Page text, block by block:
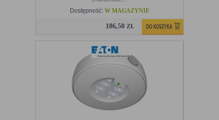
Dostępność: W MAGAZYNIE
186,50ZŁ